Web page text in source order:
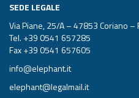
SEDE LEGALE
Via Piane, 25/A – 47853 Coriano –
Tel. +39 0541 657285
Fax +39 0541 657605
info@elephant.it
elephant@legalmail.it